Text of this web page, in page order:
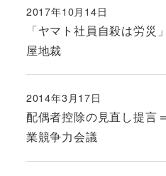
「ヤマト社員自殺は労
屋地裁
投稿日
2017年10月14日
配偶者控除の見直し提言
業競争力会議
投稿日
2014年3月17日